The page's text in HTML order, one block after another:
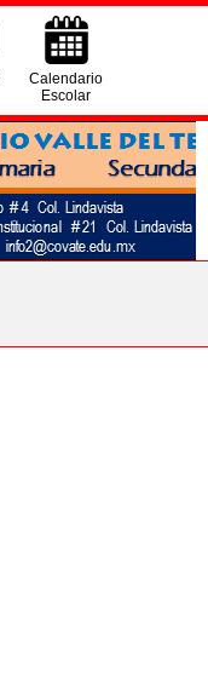
Calendario
Escolar